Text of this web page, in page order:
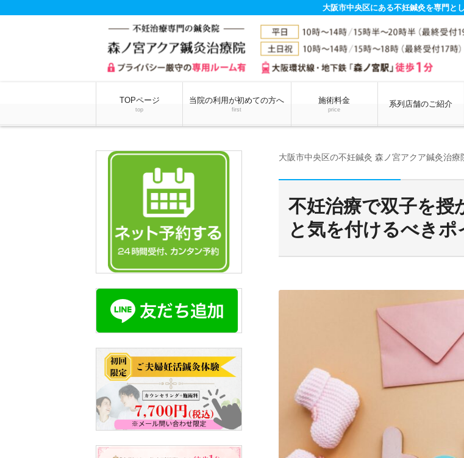
大阪市中央区にある不妊鍼灸を専門と
TOPページ
top
当院の利用が初めての方へ
first
施術料金
price
系列店舗のご紹介
大阪市中央区の不妊鍼灸 森ノ宮アクア鍼灸治療
不妊治療で双子を授
と気を付けるべきポ